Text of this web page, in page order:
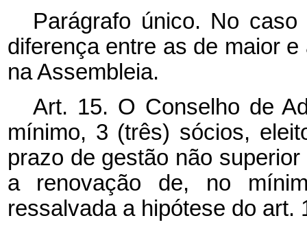
Parágrafo único. No
diferença entre as de maior
na Assembleia.
Art. 15. O Conselho de
mínimo, 3 (três) sócios,
prazo de gestão não
a renovação de, no
ressalvada a hipótese do art.